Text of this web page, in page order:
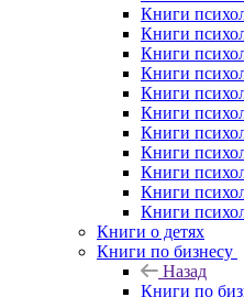
Книги
Книги
Книги
Книги
Книги
Книги
Книги
Книги
Книги
Книги
Книги
Книги о детях
Книги по бизнесу
Назад
Книги по